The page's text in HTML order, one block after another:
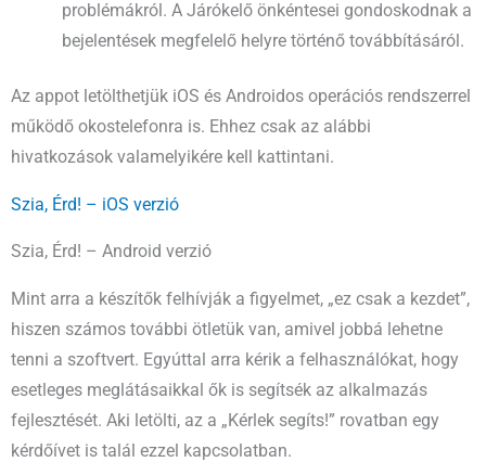
problémákról. A Járókelő önkéntesei gondoskodnak a
bejelentések megfelelő helyre történő továbbításáról.
Az appot letölthetjük iOS és Androidos operációs rendszerrel
működő okostelefonra is. Ehhez csak az alábbi
hivatkozások valamelyikére kell kattintani.
Szia, Érd! – iOS verzió
Szia, Érd! – Android verzió
Mint arra a készítők felhívják a figyelmet, „ez csak a kezdet”,
hiszen számos további ötletük van, amivel jobbá lehetne
tenni a szoftvert. Egyúttal arra kérik a felhasználókat, hogy
esetleges meglátásaikkal ők is segítsék az alkalmazás
fejlesztését. Aki letölti, az a „Kérlek segíts!” rovatban egy
kérdőívet is talál ezzel kapcsolatban.